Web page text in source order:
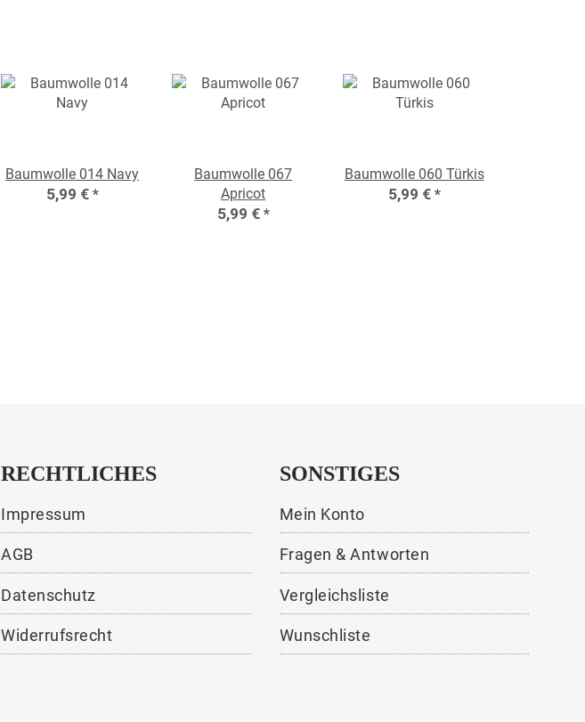
Baumwolle 014 Navy
5,99 € *
Baumwolle 067
Apricot
5,99 € *
Baumwolle 060 Türkis
5,99 € *
RECHTLICHES
Impressum
AGB
Datenschutz
Widerrufsrecht
SONSTIGES
Mein Konto
Fragen & Antworten
Vergleichsliste
Wunschliste